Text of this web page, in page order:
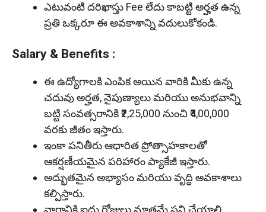
ఎటువంటి దరిఖాస్తు Fee లేదు కాబట్టి అర్హత ఉన్న
ప్రతి ఒక్కరూ ఈ అవకాశాన్ని వదులుకోకండి.
Salary & Benefits :
ఈ ఉద్యోగాలకి ఎంపిక అయిన వారికి మీకు ఉన్న
చదువు అర్హత, నైపుణ్యాలు మరియు అనుభవాన్ని
బట్టి సంవత్సరానికి ₹2,25,000 నుంచి ₹4,00,000
వరకు జీతం ఇస్తారు.
ఇంకా పనితీరు ఆధారిత ప్రోత్సాహకాలతో
ఆకర్షణీయమైన పరిహారం ప్యాకేజీ ఇస్తారు.
అద్భుతమైన అభ్యాసం మరియు వృద్ధి అవకాశాలు
కల్పిస్తారు.
వారానికి ఐదు రోజులు మాత్రమే పని చేయాలి.